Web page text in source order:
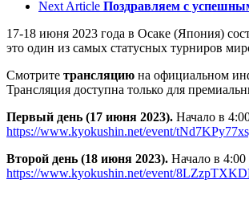
Next Article Поздравляем с
17-18 июня 2023 года в Осаке (Япония)
это один из самых статусных турниров
Смотрите трансляцию на официальном
Трансляция доступна только для
Первый день (17 июня 2023). Начало в
https://www.kyokushin.net/event/
Второй день (18 июня 2023). Начало в
https://www.kyokushin.net/event/